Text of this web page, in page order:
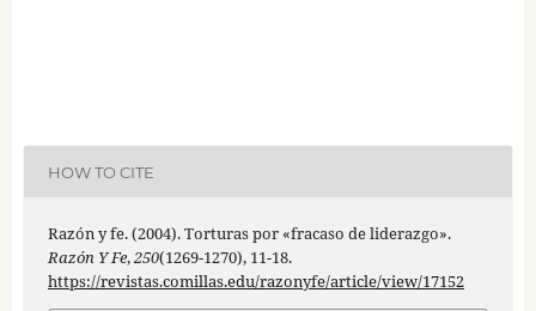
HOW TO CITE
Razón y fe. (2004). Torturas por «fracaso de liderazgo».
Razón Y Fe,250(1269-1270), 11-18.
https://revistas.comillas.edu/razonyfe/article/view/17152